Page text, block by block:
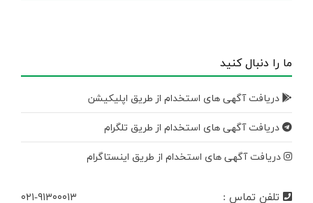
ما را دنبال کنید
دریافت آگهی های استخدام از طریق اپلیکیشن
دریافت آگهی های استخدام از طریق تلگرام
دریافت آگهی های استخدام از طریق اینستاگرام
تلفن تماس : ۰۲۱-۹۱۳۰۰۰۱۳